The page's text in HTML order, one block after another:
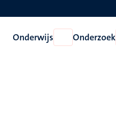
Onderwijs
Open
Onderwijs
Onderzoek